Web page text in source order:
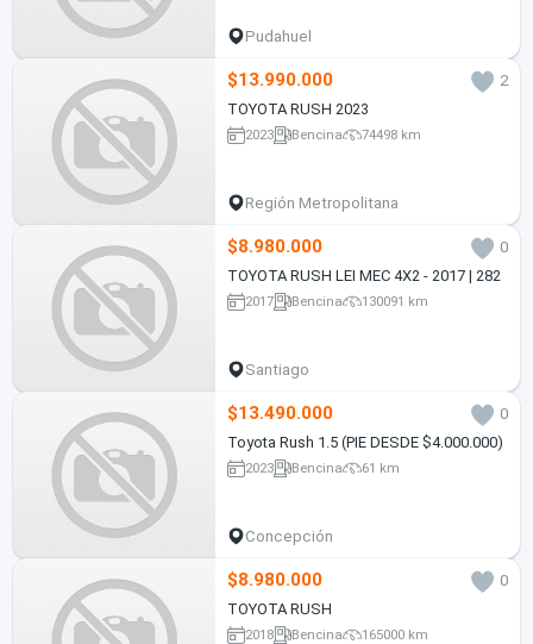
Pudahuel
$13.990.000
2
TOYOTA RUSH 2023
2023 Bencina 74498 km
Región Metropolitana
$8.980.000
0
TOYOTA RUSH LEI MEC 4X2 - 2017 | 282
2017 Bencina 130091 km
Santiago
$13.490.000
0
Toyota Rush 1.5 (PIE DESDE $4.000.000)
2023 Bencina 61 km
Concepción
$8.980.000
0
TOYOTA RUSH
2018 Bencina 165000 km